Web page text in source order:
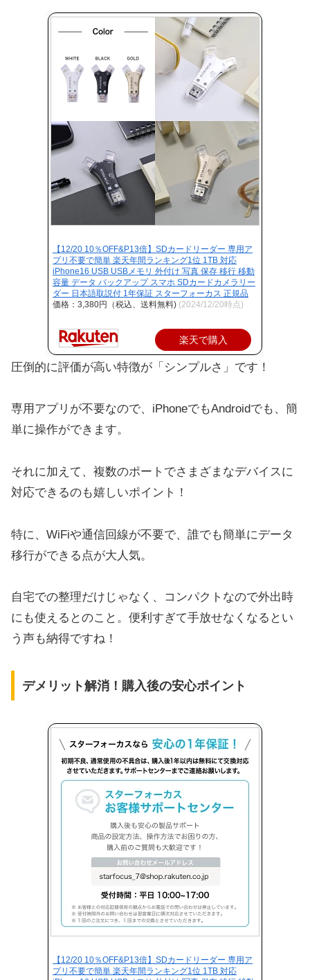
【12/20 10％OFF&P13倍】SDカードリーダー 専用ア
プリ不要で簡単 楽天年間ランキング1位 1TB 対応
iPhone16 USB USBメモリ 外付け 写真 保存 移行 移動
容量 データ バックアップ スマホ SDカードカメラリー
ダー 日本語取説付 1年保証 スターフォーカス 正規品
価格：3,380円（税込、送料無料) (2024/12/20時点)
楽天で購入
圧倒的に評価が高い特徴が「シンプルさ」です！
専用アプリが不要なので、iPhoneでもAndroidでも、簡
単に操作ができます。
それに加えて、複数のポートでさまざまなデバイスに
対応できるのも嬉しいポイント！
特に、WiFiや通信回線が不要で、誰でも簡単にデータ
移行ができる点が大人気。
自宅での整理だけじゃなく、コンパクトなので外出時
にも使えるとのこと。便利すぎて手放せなくなるとい
う声も納得ですね！
デメリット解消！購入後の安心ポイント
【12/20 10％OFF&P13倍】SDカードリーダー 専用ア
プリ不要で簡単 楽天年間ランキング1位 1TB 対応